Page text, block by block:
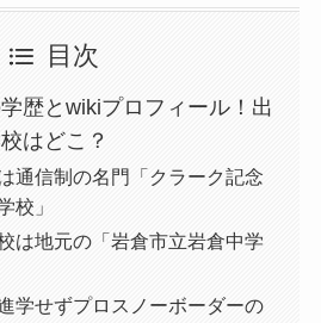
目次
歴とwikiプロフィール！出
はどこ？
通信制の名門「クラーク記念
校」
は地元の「岩倉市立岩倉中学
学せずプロスノーボーダーの